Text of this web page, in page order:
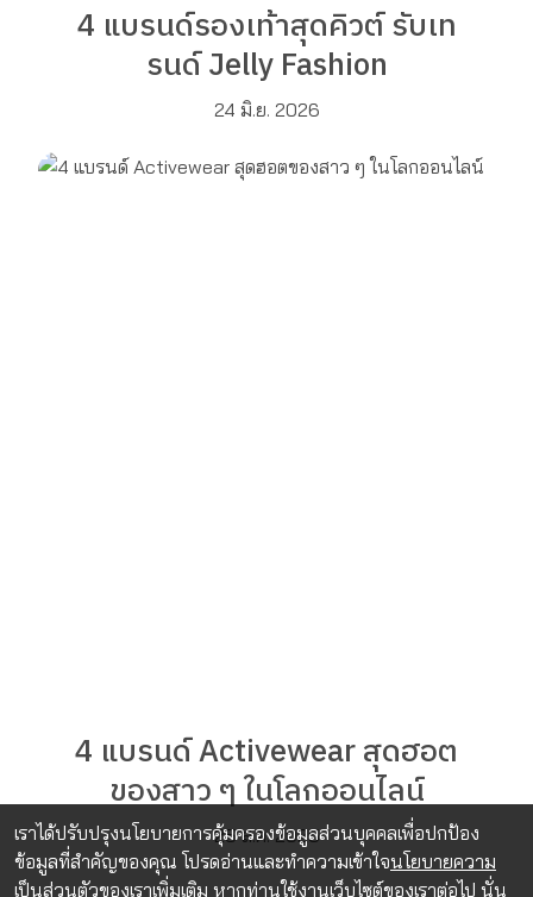
4 แบรนด์รองเท้าสุดคิวต์ รับเท
รนด์ Jelly Fashion
24 มิ.ย. 2026
4 แบรนด์ Activewear สุดฮอต
ของสาว ๆ ในโลกออนไลน์
25 ส.ค. 2025
เราได้ปรับปรุงนโยบายการคุ้มครองข้อมูลส่วนบุคคลเพื่อปกป้อง
ข้อมูลที่สำคัญของคุณ โปรดอ่านและทำความเข้าใจนโยบายความ
เป็นส่วนตัวของเราเพิ่มเติม หากท่านใช้งานเว็บไซต์ของเราต่อไป นั่น